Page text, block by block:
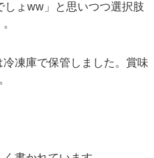
しょww」と思いつつ選択肢
凍庫で保管しました。賞味